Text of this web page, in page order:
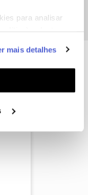
para analisar
e
seus interesses
Pode gerir a
Configurar
mais detalhes